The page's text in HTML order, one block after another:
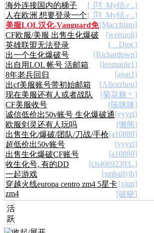
[卩丬My结♂..]
海外连接国内的梯子
[卩丬My结♂..]
人在欧洲 想要登录一个
在大陆的服务器软件怎么解决[Macchiato]
美服LOL汉化-Vanguard免
疫 2024/5/25
[weisuoli]
CF欧服/美服 出售生化爆破
全能号
[__Dior.]
英雄联盟无法登录
[Richardpwn]
出一个生化爆破号
[leomaple1]
出自用LOL 帐号 活邮箱
[ajon1]
8年老兵回归
[Allenzhou]
出cf美服账号带初始邮箱
[菊花糖丶]
现在美服还有人或者战队
吗
[陈咪咪]
CF美服收号
[yyyzl]
诚信低价出50v账号 生化爆破通
用
[懒熊]
欧服剑灵还有人玩吗
[a10888]
出售生化/爆破/团队/刀战/手枪
账号
[yyyzl]
超低价出50v账号
[a10888]
出售生化爆破CF账号
[ch46692393..]
收生化号, 有的DD
[smballyjb]
一起游戏
[xiup]
穿越火线europa centro zm4 5星卡
[破晓]
zm4
活
跃